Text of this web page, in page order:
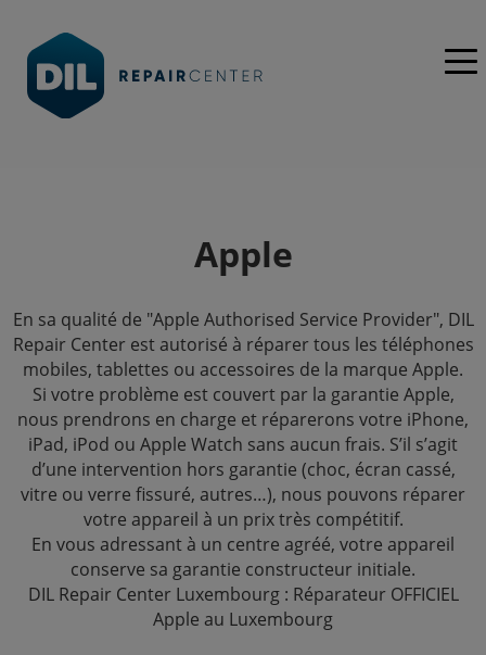
Apple
En sa qualité de "Apple Authorised Service Provider", DIL
Repair Center est autorisé à réparer tous les téléphones
mobiles, tablettes ou accessoires de la marque Apple.
Si votre problème est couvert par la garantie Apple,
nous prendrons en charge et réparerons votre iPhone,
iPad, iPod ou Apple Watch sans aucun frais. S’il s’agit
d’une intervention hors garantie (choc, écran cassé,
vitre ou verre fissuré, autres…), nous pouvons réparer
votre appareil à un prix très compétitif.
En vous adressant à un centre agréé, votre appareil
conserve sa garantie constructeur initiale.
DIL Repair Center Luxembourg : Réparateur OFFICIEL
Apple au Luxembourg